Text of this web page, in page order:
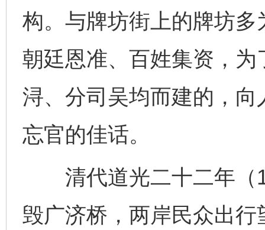
构。与牌坊街上的牌坊
朝廷恩准、百姓集资，
浔、分司吴均而建的，
忘官的佳话。
清代道光二十二年（
毁广济桥，两岸民众出